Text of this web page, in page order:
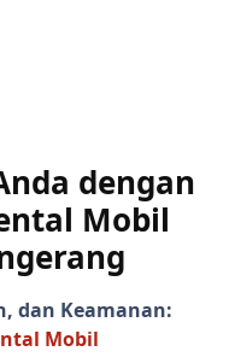
dengan
Mobil
dan Keamanan:
Mobil